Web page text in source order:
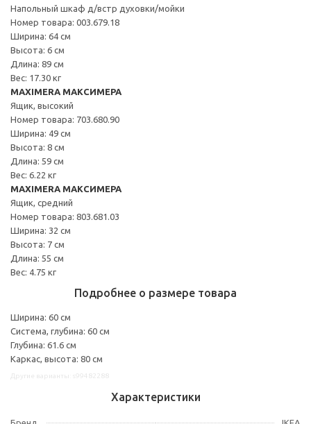
Напольный шкаф д/встр духовки/мойки
Номер товара: 003.679.18
Ширина: 64 см
Высота: 6 см
Длина: 89 см
Вес: 17.30 кг
MAXIMERA МАКСИМЕРА
Ящик, высокий
Номер товара: 703.680.90
Ширина: 49 см
Высота: 8 см
Длина: 59 см
Вес: 6.22 кг
MAXIMERA МАКСИМЕРА
Ящик, средний
Номер товара: 803.681.03
Ширина: 32 см
Высота: 7 см
Длина: 55 см
Вес: 4.75 кг
Подробнее о размере товара
Ширина: 60 см
Система, глубина: 60 см
Глубина: 61.6 см
Каркас, высота: 80 см
Характеристики